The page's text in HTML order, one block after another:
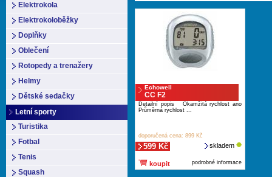
Elektrokola
Elektrokoloběžky
Doplňky
Oblečení
Rotopedy a trenažery
Helmy
Dětské sedačky
Letní sporty
Turistika
Fotbal
Tenis
Squash
Echowell
CC F2
Detailní popis Okamžitá rychlost ano
Průměrná rychlost ...
doporučená cena: 899 Kč
599 Kč skladem
koupit podrobné informace